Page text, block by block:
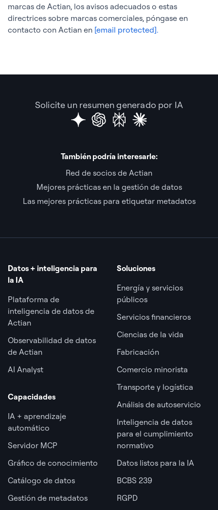
marcas de Actian, los avisos adecuados o estas
directrices sobre marcas comerciales, póngase en
contacto con Actian en [email protected].
Solicite un resumen generado por IA
También podría interesarle:
Red de socios de Actian
Mejores prácticas en la gestión de datos
Las mejores prácticas para etiquetar metadatos
Datos + inteligencia para
la IA
Plataforma de
inteligencia de datos de
Actian
Observabilidad de datos
de Actian
AI Analyst
Capacidades
IA + aprendizaje
automático
Servidor MCP
Gráfico de conocimiento
Catálogo de datos
Gestión de metadatos
Soluciones
Energía y servicios
públicos
Servicios financieros
Ciencias de la vida
Fabricación
Comercio minorista
Transporte y logística
Análisis de autoservicio
Inteligencia de datos
para el cumplimiento
normativo
Datos listos para la IA
BCBS 239
RGPD